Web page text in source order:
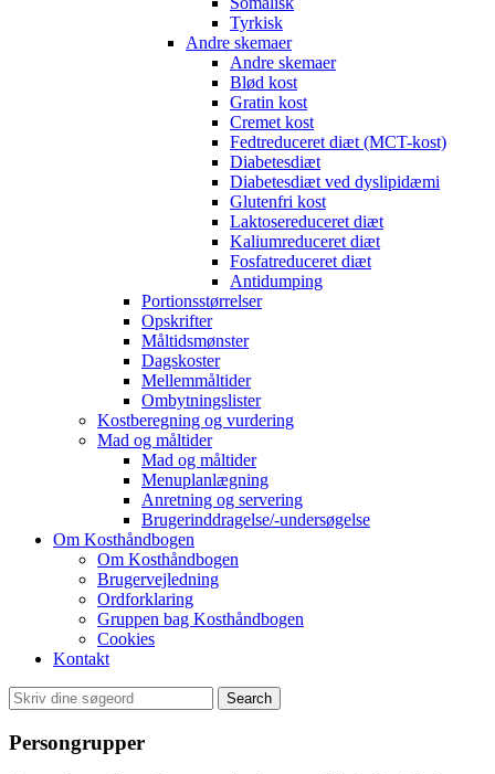
Tyrkisk
Andre skemaer
Andre skemaer
Blød kost
Gratin kost
Cremet kost
Fedtreduceret diæt (MCT-kost)
Diabetesdiæt
Diabetesdiæt ved dyslipidæmi
Glutenfri kost
Laktosereduceret diæt
Kaliumreduceret diæt
Fosfatreduceret diæt
Antidumping
Portionsstørrelser
Opskrifter
Måltidsmønster
Dagskoster
Mellemmåltider
Ombytningslister
Kostberegning og vurdering
Mad og måltider
Mad og måltider
Menuplanlægning
Anretning og servering
Brugerinddragelse/-undersøgelse
Om Kosthåndbogen
Om Kosthåndbogen
Brugervejledning
Ordforklaring
Gruppen bag Kosthåndbogen
Cookies
Kontakt
Search
Persongrupper